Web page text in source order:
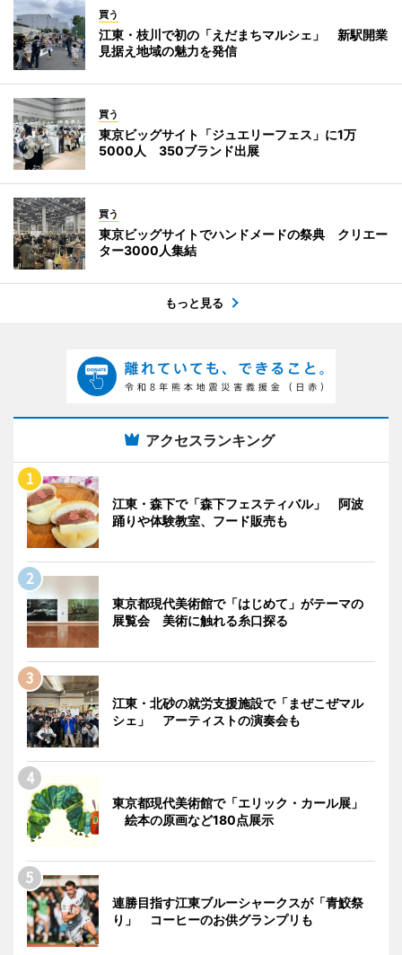
買う
江東・枝川で初の「えだまちマルシェ」 新駅開業
見据え地域の魅力を発信
買う
東京ビッグサイト「ジュエリーフェス」に1万
5000人 350ブランド出展
買う
東京ビッグサイトでハンドメードの祭典 クリエー
ター3000人集結
もっと見る
アクセスランキング
江東・森下で「森下フェスティバル」 阿波
踊りや体験教室、フード販売も
東京都現代美術館で「はじめて」がテーマの
展覧会 美術に触れる糸口探る
江東・北砂の就労支援施設で「まぜこぜマル
シェ」 アーティストの演奏会も
東京都現代美術館で「エリック・カール展」
絵本の原画など180点展示
連勝目指す江東ブルーシャークスが「青鮫祭
り」 コーヒーのお供グランプリも